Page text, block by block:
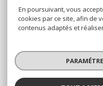
© 2026 |
Nos
En poursuivant, vous
cookies par ce site, afin de
contenus adaptés et